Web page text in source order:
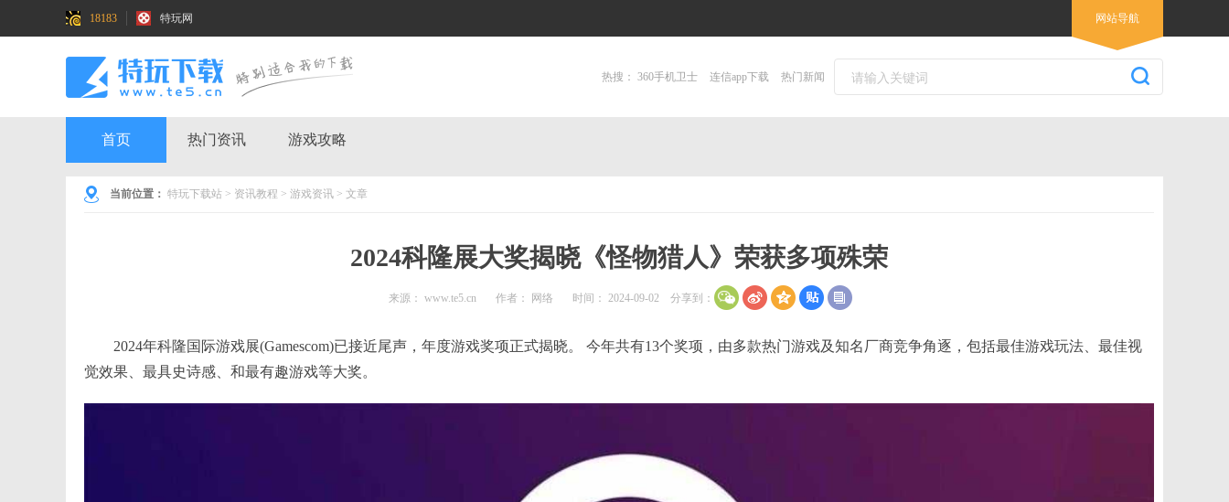
18183 特玩网 网站导航
热搜： 360手机卫士 连信app下载 热门新闻
首页 热门资讯 游戏攻略
当前位置： 特玩下载站 > 资讯教程 > 游戏资讯 > 文章
2024科隆展大奖揭晓《怪物猎人》荣获多项殊荣
来源： www.te5.cn 作者： 网络 时间： 2024-09-02 分享到：
2024年科隆国际游戏展(Gamescom)已接近尾声，年度游戏奖项正式揭晓。 今年共有13个奖项，由多款热门游戏及知名厂商竞争角逐，包括最佳游戏玩法、最佳视
觉效果、最具史诗感、和最有趣游戏等大奖。